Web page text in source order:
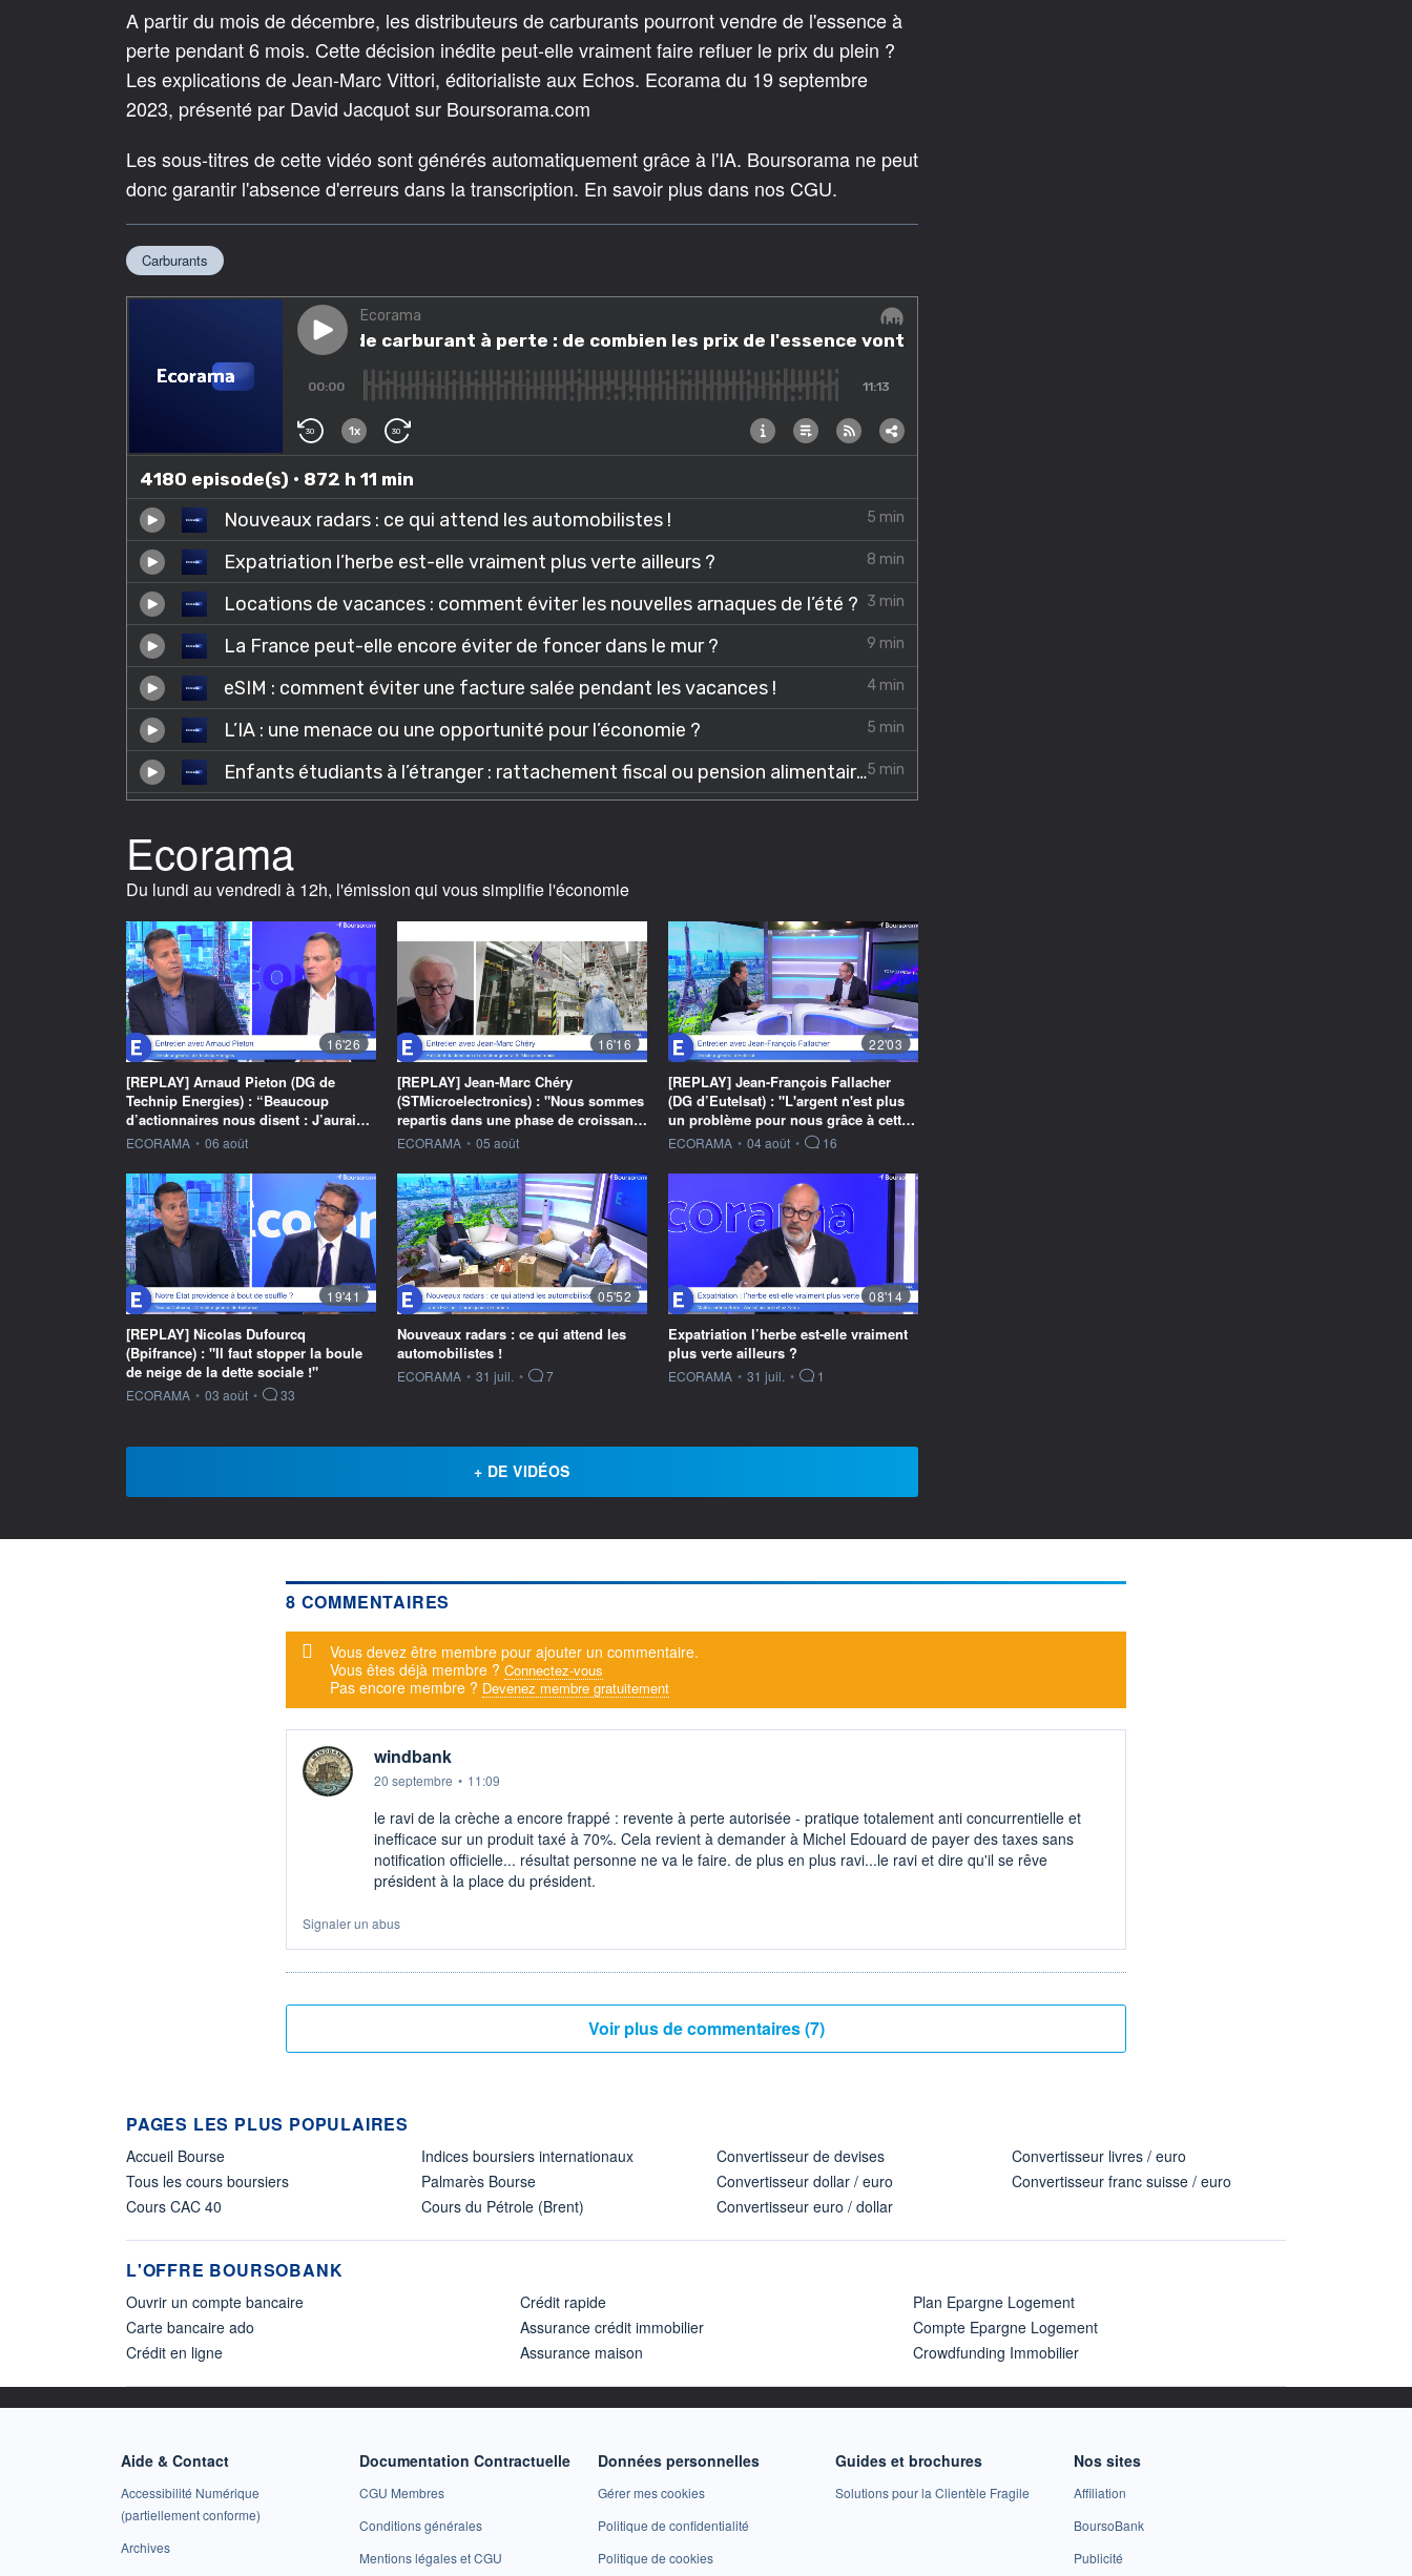
A partir du mois de décembre, les distributeurs de carburants pourront vendre de l'essence à
perte pendant 6 mois. Cette décision inédite peut-elle vraiment faire refluer le prix du plein ?
Les explications de Jean-Marc Vittori, éditorialiste aux Echos. Ecorama du 19 septembre
2023, présenté par David Jacquot sur Boursorama.com
Les sous-titres de cette vidéo sont générés automatiquement grâce à l'IA. Boursorama ne peut
donc garantir l'absence d'erreurs dans la transcription. En savoir plus dans nos CGU.
Carburants
Ecorama
Du lundi au vendredi à 12h, l'émission qui vous simplifie l'économie
16'26
[REPLAY] Arnaud Pieton (DG de
Technip Energies) : “Beaucoup
d’actionnaires nous disent : J’aurai…
information fournie par
ECORAMA • 06 août
16'16
[REPLAY] Jean-Marc Chéry
(STMicroelectronics) : "Nous sommes
repartis dans une phase de croissan…
information fournie par
ECORAMA • 05 août
22'03
[REPLAY] Jean-François Fallacher
(DG d’Eutelsat) : "L'argent n'est plus
un problème pour nous grâce à cett…
information fournie par
ECORAMA • 04 août • 16
19'41
[REPLAY] Nicolas Dufourcq
(Bpifrance) : "Il faut stopper la boule
de neige de la dette sociale !"
information fournie par
ECORAMA • 03 août • 33
05'52
Nouveaux radars : ce qui attend les
automobilistes !
information fournie par
ECORAMA • 31 juil. • 7
08'14
Expatriation l’herbe est-elle vraiment
plus verte ailleurs ?
information fournie par
ECORAMA • 31 juil. • 1
+ DE VIDÉOS
8 COMMENTAIRES
Message d'alerte
Vous devez être membre pour ajouter un commentaire.
Vous êtes déjà membre ? Connectez-vous
Pas encore membre ? Devenez membre gratuitement
windbank
20 septembre • 11:09
le ravi de la crèche a encore frappé : revente à perte autorisée - pratique totalement anti concurrentielle et
inefficace sur un produit taxé à 70%. Cela revient à demander à Michel Edouard de payer des taxes sans
notification officielle... résultat personne ne va le faire. de plus en plus ravi...le ravi et dire qu'il se rêve
président à la place du président.
Signaler un abus
Voir plus de commentaires (7)
PAGES LES PLUS POPULAIRES
Accueil Bourse
Tous les cours boursiers
Cours CAC 40
Indices boursiers internationaux
Palmarès Bourse
Cours du Pétrole (Brent)
Convertisseur de devises
Convertisseur dollar / euro
Convertisseur euro / dollar
Convertisseur livres / euro
Convertisseur franc suisse / euro
L'OFFRE BOURSOBANK
Ouvrir un compte bancaire
Carte bancaire ado
Crédit en ligne
Crédit rapide
Assurance crédit immobilier
Assurance maison
Plan Epargne Logement
Compte Epargne Logement
Crowdfunding Immobilier
Aide & Contact
Accessibilité Numérique
(partiellement conforme)
Archives
Documentation Contractuelle
CGU Membres
Conditions générales
Mentions légales et CGU
Données personnelles
Gérer mes cookies
Politique de confidentialité
Politique de cookies
Guides et brochures
Solutions pour la Clientèle Fragile
Nos sites
Affiliation
BoursoBank
Publicité